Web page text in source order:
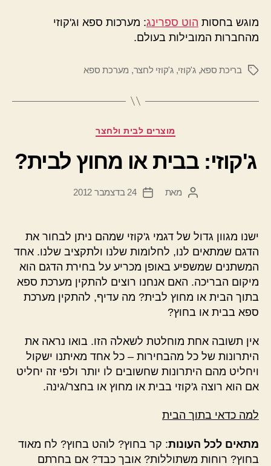
מוגש בחסות הוט ספרינג: מערכות ספא וג'קוזי
מהחברות המובילות בעולם.
תגיותבריכת ספא,ג'קוזי,ג'קוזי לחצר, מערכת ספא
קטגוריות
מוצרים לבית ולחצר
ג'קוזי: בבית או מחוץ לבית?
המחבר
מאת
תאריך
24 בדצמבר 2012
ישנו מגוון גדול של דגמי ג'קוזי שמהם ניתן לבחור את
הדגם שמתאים לנו, לחלומות שלנו ולתקציב שלנו. אחד
המשתנים שמשפיע באופן מכריע על בחירת הדגם הוא
מיקום הבריכה. האם אנחנו רוצים להתקין מערכת ספא
בתוך הבית או מחוץ לבית? מה עדיף, להתקין מערכת
ספא בבית או בחוץ?
אין תשובה אחת מוחלטת לשאלה הזו. בואו נראה את
היתרונות של כל מהבחירות – כל אחד מאיתנו ישקול
ויחליט מהם היתרונות שחשובים לו יותר ולפי זה יחליט
אם הוא רוצה ג'קוזי בבית או מחוץ או בחצר/גינה.
למה כדאי בתוך הבית
מתאים לכל העונות: קר בחוץ? לוהט בחוץ? לח מאוד
בחוץ? רוחות משתוללות? אובך כבד? אם בחרתם